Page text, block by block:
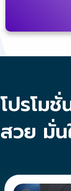
โปรโม
สวย มั่